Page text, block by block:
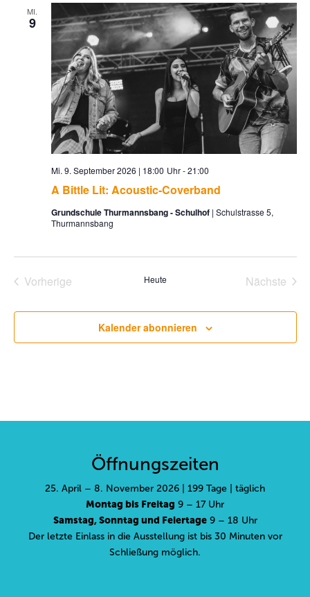
MI.
9
A Bittle Lit: Acoustic-Coverband
Mi. 9. September 2026 | 18:00 -21:00
Grundschule Thurmannsbang - Schulhof Schulstrasse 5,
Thurmannsbang
Vorherige
Heute
Nächste
Kalender abonnieren
Öffnungszeiten
25. April – 8. November 2026 | 199 Tage | täglich
Montag bis Freitag 9 – 17 Uhr
Samstag, Sonntag und Feiertage9 – 18 Uhr
Der letzte Einlass in die Ausstellung ist bis 30 Minuten vor
Schließung möglich.